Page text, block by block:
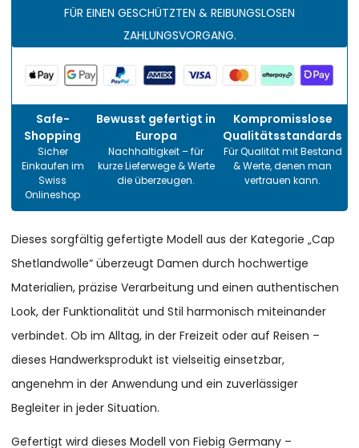
FÜR EINEN GESCHÜTZTEN & REIBUNGSLOSEN
ZAHLUNGSVORGANG.
Safe-
Shopping
Sicher
Einkaufen im
Swiss
Onlineshop
Bewusst gefertigt in
Europa
Nachhaltigkeit – für
kurze Lieferwege & Werte
die überzeugen.
Kompromisslose
Qualitätsstandards
Für Qualität mit Bestand
& Werte, denen man
vertrauen kann.
Dieses sorgfältig gefertigte Modell aus der Kategorie „Cap
Shetlandwolle“ überzeugt Damen durch hochwertige
Materialien, präzise Verarbeitung und einen authentischen
Look, der Funktionalität und Stil harmonisch miteinander
verbindet. Ob im Alltag, in der Freizeit oder auf Reisen –
dieses Handwerksprodukt ist vielseitig einsetzbar,
angenehm in der Anwendung und ein zuverlässiger
Begleiter in jeder Situation.
Gefertigt wird dieses Modell von Fiebig Germany –